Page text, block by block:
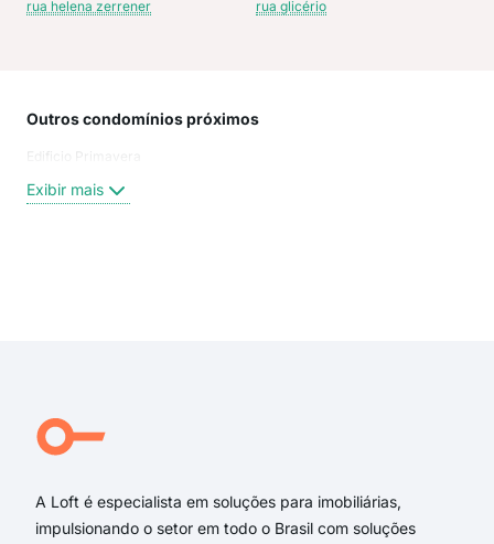
rua helena zerrener rua glicério
Outros condomínios próximos
Edificio Primavera
Exibir mais
A Loft é especialista em soluções para imobiliárias,
impulsionando o setor em todo o Brasil com soluções